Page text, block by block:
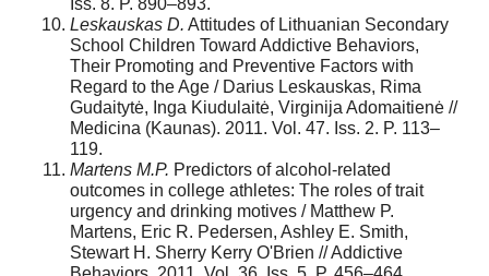
Iss. 8. P. 890–893.
Leskauskas D. Attitudes of Lithuanian Secondary
School Children Toward Addictive Behaviors,
Their Promoting and Preventive Factors with
Regard to the Age / Darius Leskauskas, Rima
Gudaitytė, Inga Kiudulaitė, Virginija Adomaitienė //
Medicina (Kaunas). 2011. Vol. 47. Iss. 2. P. 113–
119.
Martens M.P. Predictors of alcohol-related
outcomes in college athletes: The roles of trait
urgency and drinking motives / Matthew P.
Martens, Eric R. Pedersen, Ashley E. Smith,
Stewart H. Sherry Kerry O'Brien // Addictive